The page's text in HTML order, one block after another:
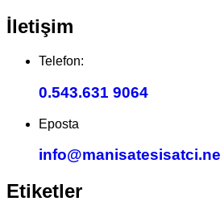
İletişim
Telefon:
0.543.631 9064
Eposta
Etiketler